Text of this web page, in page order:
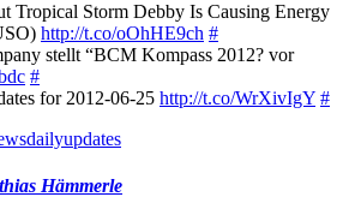
Tropical Storm Debby Is Causing Energy
http://t.co/oOhHE9ch #
stellt “BCM Kompass 2012? vor
#
for 2012-06-25 http://t.co/WrXivIgY #
Hämmerle